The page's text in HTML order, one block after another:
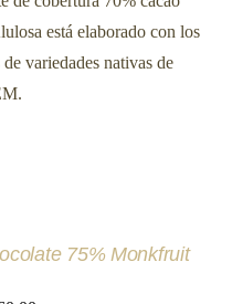
precios:
desde
S/ 92.00
está elaborado con los
variedades nativas de
75% Monkfruit